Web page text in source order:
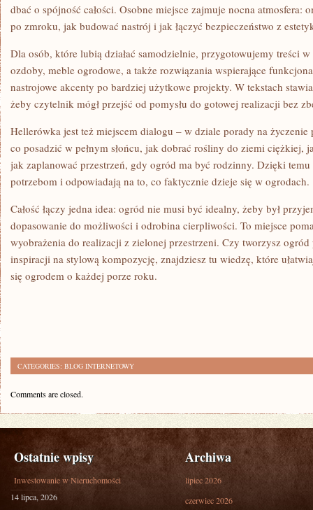
dbać o spójność całości. Osobne miejsce zajmuje nocna
po zmroku, jak budować nastrój i jak łączyć bezpieczeństwo z
Dla osób, które lubią działać samodzielnie, przygotowujemy treści
ozdoby, meble ogrodowe, a także rozwiązania wspierające
nastrojowe akcenty po bardziej użytkowe projekty. W tekstach
żeby czytelnik mógł przejść od pomysłu do gotowej realizacji bez
Hellerówka jest też miejscem dialogu – w dziale porady na
co posadzić w pełnym słońcu, jak dobrać rośliny do ziemi ciężkiej,
jak zaplanować przestrzeń, gdy ogród ma być rodzinny. Dzięki
potrzebom i odpowiadają na to, co faktycznie dzieje się w ogrodach.
Całość łączy jedna idea: ogród nie musi być idealny, żeby był
dopasowanie do możliwości i odrobina cierpliwości. To miejsce
wyobrażenia do realizacji z zielonej przestrzeni. Czy tworzysz
inspiracji na stylową kompozycję, znajdziesz tu wiedzę, które
się ogrodem o każdej porze roku.
CATEGORIES: BLOG INTERNETOWY
Comments are closed.
Ostatnie wpisy
Inwestowanie w Nieruchomości
14 lipca, 2026
Archiwa
lipiec 2026
czerwiec 2026